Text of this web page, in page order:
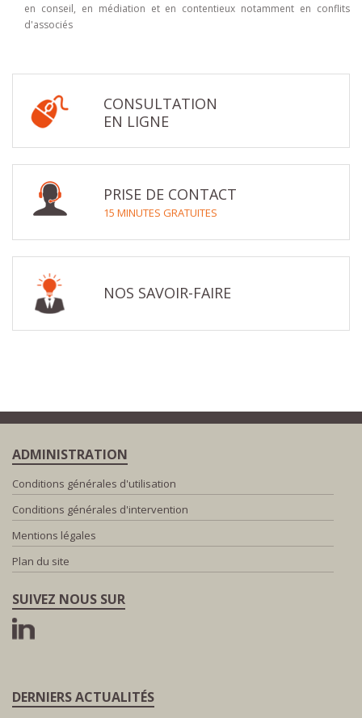
en conseil, en médiation et en contentieux notamment en conflits
d'associés
CONSULTATION
EN LIGNE
PRISE DE CONTACT
15 MINUTES GRATUITES
NOS SAVOIR-FAIRE
ADMINISTRATION
Conditions générales d'utilisation
Conditions générales d'intervention
Mentions légales
Plan du site
SUIVEZ NOUS SUR
DERNIERS ACTUALITÉS